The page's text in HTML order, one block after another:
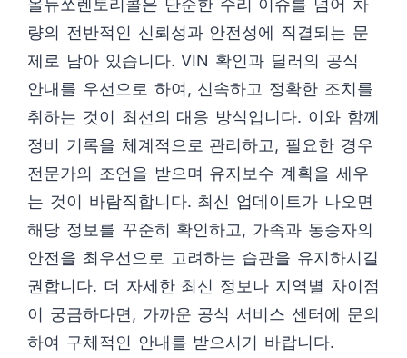
올뉴쏘렌토리콜은 단순한 수리 이슈를 넘어 차
량의 전반적인 신뢰성과 안전성에 직결되는 문
제로 남아 있습니다. VIN 확인과 딜러의 공식
안내를 우선으로 하여, 신속하고 정확한 조치를
취하는 것이 최선의 대응 방식입니다. 이와 함께
정비 기록을 체계적으로 관리하고, 필요한 경우
전문가의 조언을 받으며 유지보수 계획을 세우
는 것이 바람직합니다. 최신 업데이트가 나오면
해당 정보를 꾸준히 확인하고, 가족과 동승자의
안전을 최우선으로 고려하는 습관을 유지하시길
권합니다. 더 자세한 최신 정보나 지역별 차이점
이 궁금하다면, 가까운 공식 서비스 센터에 문의
하여 구체적인 안내를 받으시기 바랍니다.